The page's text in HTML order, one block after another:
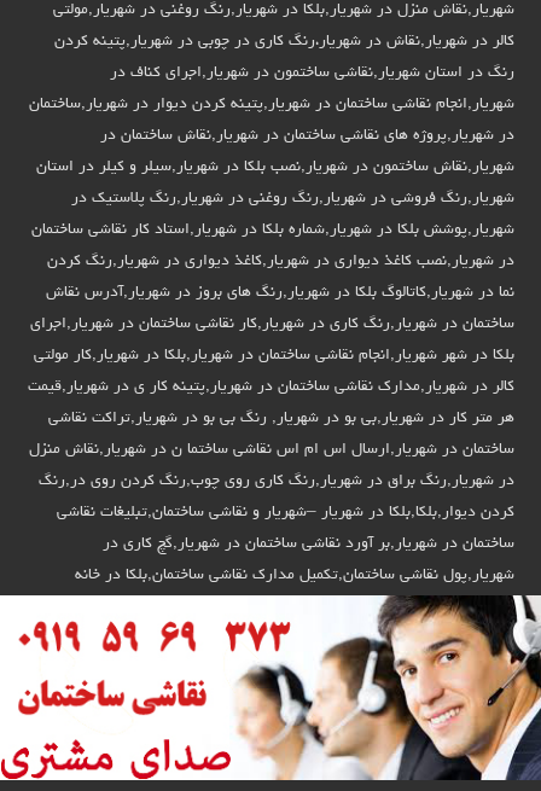
شهریار,نقاش منزل در شهریار,بلکا در شهریار,رنگ روغنی در شهریار,مولتی
کالر در شهریار,نقاش در شهریار،رنگ کاری در چوبی در شهریار,پتینه کردن
رنگ در استان شهریار,نقاشی ساختمون در شهریار,اجرای کناف در
شهریار,انجام نقاشی ساختمان در شهریار,پتینه کردن دیوار در شهریار,ساختمان
در شهریار,پروژه های نقاشی ساختمان در شهریار,نقاش ساختمان در
شهریار,نقاش ساختمون در شهریار,نصب بلکا در شهریار,سیلر و کیلر در استان
شهریار,رنگ فروشی در شهریار,رنگ روغنی در شهریار,رنگ پلاستیک در
شهریار,پوشش بلکا در شهریار,شماره بلکا در شهریار,استاد کار نقاشی ساختمان
در شهریار,نصب کاغذ دیواری در شهریار,کاغذ دیواری در شهریار,رنگ کردن
نما در شهریار,کاتالوگ بلکا در شهریار,رنگ های بروز در شهریار,آدرس نقاش
ساختمان در شهریار,رنگ کاری در شهریار,کار نقاشی ساختمان در شهریار,اجرای
بلکا در شهر شهریار,انجام نقاشی ساختمان در شهریار,بلکا در شهریار,کار مولتی
کالر در شهریار,مدارک نقاشی ساختمان در شهریار,پتینه کار ی در شهریار,قیمت
هر متر کار در شهریار,بی بو در شهریار, رنگ بی بو در شهریار,تراکت نقاشی
ساختمان در شهریار,ارسال اس ام اس نقاشی ساختما ن در شهریار,نقاش منزل
در شهریار,رنگ براق در شهریار,رنگ کاری روی چوب,رنگ کردن روی در,رنگ
کردن دیوار,بلکا,بلکا در شهریار –شهریار و نقاشی ساختمان,تبلیغات نقاشی
ساختمان در شهریار,بر آورد نقاشی ساختمان در شهریار,گچ کاری در
شهریار,پول نقاشی ساختمان,تکمیل مدارک نقاشی ساختمان,بلکا در خانه
شهریار,نقاش ساختمان در استان شهریار,نقاش ساختمان در استان شهریار,رنگ
کردن ساختمان در شهریار,پتینه ساخمان در استان شهریار,برای نقاش ساختمان
در شهریار,دیوار رنگ کردن در استان شهریار,کنتکس در استان شهریار,نقاشی
ساختمان در استان شهریار –نقاش باشی در استان شهریار,تلفن نقاش ساختمان
در شهریار,تماس با نقاش در شهریار,رنگ کردن ساختمان در شهریار,